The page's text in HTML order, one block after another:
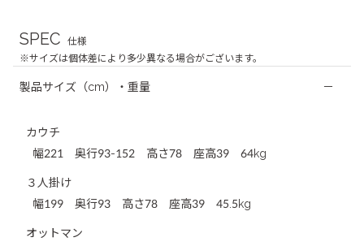
A48 ステングレー
SPEC
仕様
※サイズは個体差により多少異なる場合がございます。
製品サイズ（cm）・重量
カウチ
幅221 奥行93-152 高さ78 座高39 64kg
３人掛け
幅199 奥行93 高さ78 座高39 45.5kg
オットマン